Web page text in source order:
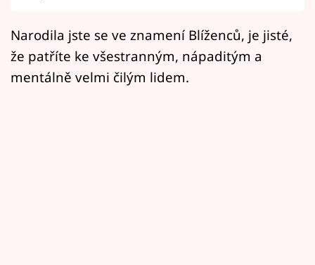
Přihlášení
Narodila jste se ve znamení Blíženců, je jisté,
že patříte ke všestranným, nápaditým a
mentálně velmi čilým lidem.